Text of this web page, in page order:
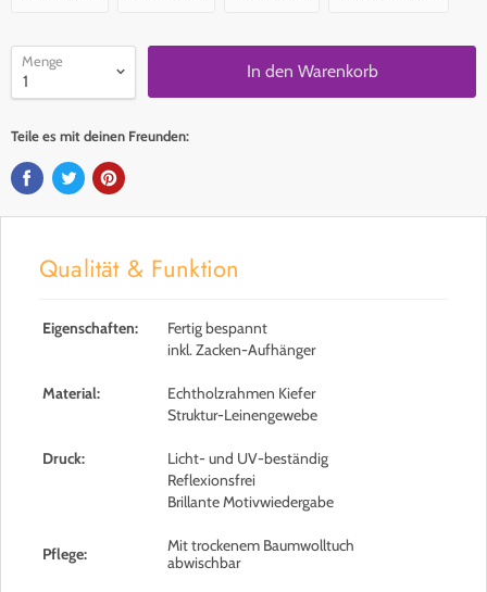
Menge
In den Warenkorb
Teile es mit deinen Freunden:
Qualität & Funktion
Eigenschaften:
Fertig bespannt
inkl. Zacken-Aufhänger
Material:
Echtholzrahmen Kiefer
Struktur-Leinengewebe
Druck:
Licht- und UV-beständig
Reflexionsfrei
Brillante Motivwiedergabe
Pflege:
Mit trockenem Baumwolltuch
abwischbar